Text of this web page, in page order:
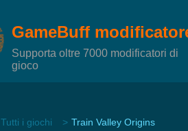
GameBuff
Supporta oltre 7000 modificatori di
gioco
Tutti i giochi Train Valley Origins